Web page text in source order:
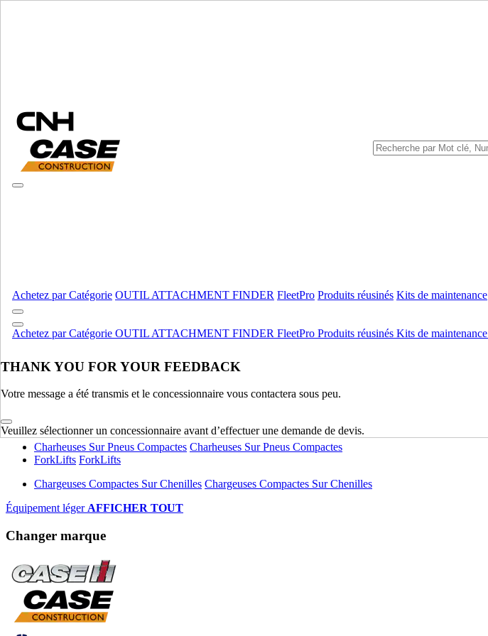
Achetez par Catégorie OUTIL ATTACHMENT FINDER FleetPro Produits réusinés Kits de maintenance
Achetez par Catégorie OUTIL ATTACHMENT FINDER FleetPro Produits réusinés Kits de maintenance
THANK YOU FOR YOUR FEEDBACK
Votre message a été transmis et le concessionnaire vous contactera sous peu.
Veuillez sélectionner un concessionnaire avant d’effectuer une demande de devis.
ÉQUIPEMENT
AUTORÉPARATION
ÉQUIPEMENTALL ÉQUIPEMENT
Équipement lourd
Compactage Compactage
Bouteurs Sur Chenilles Bouteurs Sur Chenilles
Équipement lourd AFFICHER TOUT
Équipement léger
Charheuses Sur Pneus Compactes Charheuses Sur Pneus Compactes
ForkLifts ForkLifts
Chargeuses Compactes Sur Chenilles Chargeuses Compactes Sur Chenilles
Équipement léger AFFICHER TOUT
Changer marque